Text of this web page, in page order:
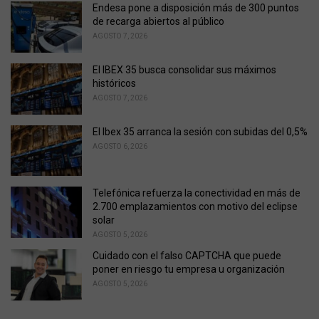
i
e
s
Endesa pone a disposición más de 300 puntos
de recarga abiertos al público
AGOSTO 7, 2026
El IBEX 35 busca consolidar sus máximos
históricos
AGOSTO 7, 2026
El Ibex 35 arranca la sesión con subidas del 0,5%
AGOSTO 6, 2026
Telefónica refuerza la conectividad en más de
2.700 emplazamientos con motivo del eclipse
solar
AGOSTO 5, 2026
Cuidado con el falso CAPTCHA que puede
poner en riesgo tu empresa u organización
AGOSTO 5, 2026